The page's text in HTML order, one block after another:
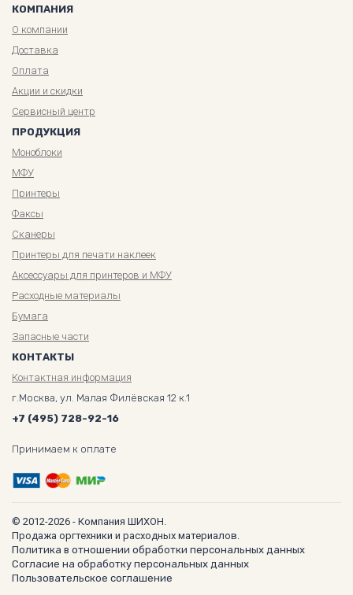
КОМПАНИЯ
О компании
Доставка
Оплата
Акции и скидки
Сервисный центр
ПРОДУКЦИЯ
Моноблоки
МФУ
Принтеры
Факсы
Сканеры
Принтеры для печати наклеек
Аксессуары для принтеров и МФУ
Расходные материалы
Бумага
Запасные части
КОНТАКТЫ
Контактная информация
г.Москва, ул. Малая Филёвская 12 к.1
+7 (495) 728-92-16
Принимаем к оплате
© 2012-2026 - Компания ШИХОН.
Продажа оргтехники и расходных материалов.
Политика в отношении обработки персональных данных
Согласие на обработку персональных данных
Пользовательское соглашение